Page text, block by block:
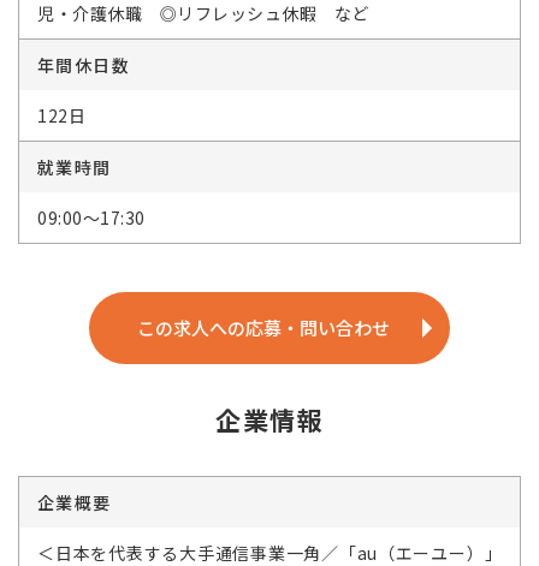
児・介護休職 ◎リフレッシュ休暇 など
年間休日数
122日
就業時間
09:00～17:30
この求人への応募・問い合わせ
企業情報
企業概要
＜日本を代表する大手通信事業一角／「au（エーユー）」